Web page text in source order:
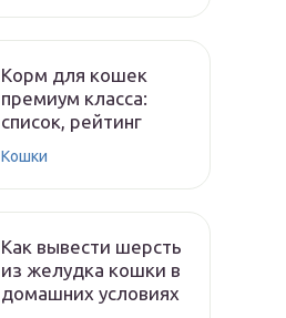
Корм для кошек
премиум класса:
список, рейтинг
Кошки
Как вывести шерсть
из желудка кошки в
домашних условиях